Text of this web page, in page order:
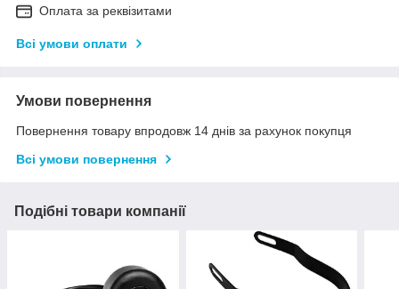
Оплата за реквізитами
Всі умови оплати
Умови повернення
Повернення товару впродовж 14 днів за рахунок покупця
Всі умови повернення
Подібні товари компанії